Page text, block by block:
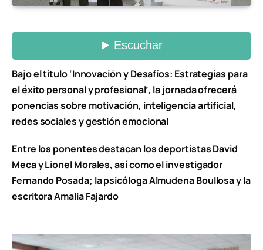
Bajo el título ‘Innovación y Desafíos: Estrategias para
el éxito personal y profesional’, la jornada ofrecerá
ponencias sobre motivación, inteligencia artificial,
redes sociales y gestión emocional
Entre los ponentes destacan los deportistas David
Meca y Lionel Morales, así como el investigador
Fernando Posada; la psicóloga Almudena Boullosa y la
escritora Amalia Fajardo